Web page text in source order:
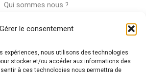
Gérer le consentement
expériences, nous utilisons des technologies
stocker et/ou accéder aux informations des
à ces technologies nous permettra de
Qui sommes nous ?